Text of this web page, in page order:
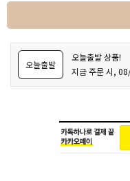
오늘출발
오늘출발 상품!
지금 주문 시,